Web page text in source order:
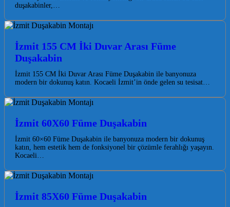
duşakabinler,…
İzmit 155 CM İki Duvar Arası Füme
Duşakabin
İzmit 155 CM İki Duvar Arası Füme Duşakabin ile banyonuza
modern bir dokunuş katın. Kocaeli İzmit’in önde gelen su tesisat…
İzmit 60X60 Füme Duşakabin
İzmit 60×60 Füme Duşakabin ile banyonuza modern bir dokunuş
katın, hem estetik hem de fonksiyonel bir çözümle ferahlığı yaşayın.
Kocaeli…
İzmit 85X60 Füme Duşakabin